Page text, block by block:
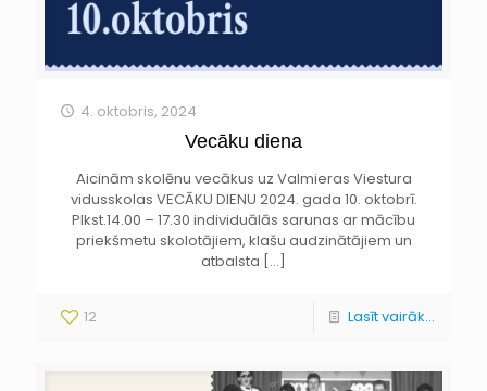
4. oktobris, 2024
Vecāku diena
Aicinām skolēnu vecākus uz Valmieras Viestura
vidusskolas VECĀKU DIENU 2024. gada 10. oktobrī.
Plkst.14.00 – 17.30 individuālās sarunas ar mācību
priekšmetu skolotājiem, klašu audzinātājiem un
atbalsta […]
12 Lasīt vairāk...